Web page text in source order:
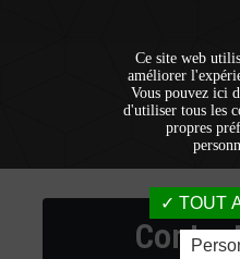
Ce site web
améliorer
Vous pouvez ici
d'utiliser tous les
propres
TOUT